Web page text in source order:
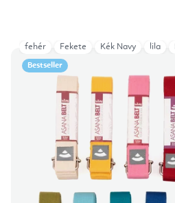
Bestseller
fehér Fekete Kék Navy lila